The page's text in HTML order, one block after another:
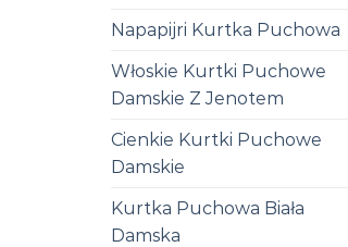
Napapijri Kurtka Puchowa
Włoskie Kurtki Puchowe
Damskie Z Jenotem
Cienkie Kurtki Puchowe
Damskie
Kurtka Puchowa Biała
Damska